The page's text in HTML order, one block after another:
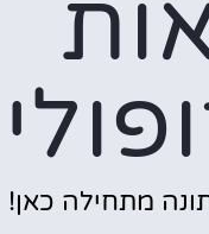
מתחילה כאן!